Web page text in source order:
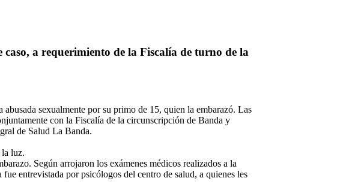
a requerimiento de la Fiscalía de turno de la
sexualmente por su primo de 15, quien la embarazó. Las
con la Fiscalía de la circunscripción de Banda y
de Salud La Banda.
la luz.
Según arrojaron los exámenes médicos realizados a la
entrevistada por psicólogos del centro de salud, a quienes les